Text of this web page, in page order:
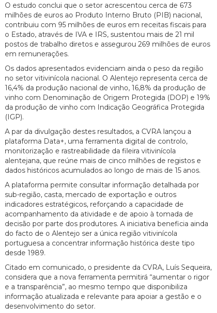
O estudo conclui que o setor acrescentou cerca de 673
milhões de euros ao Produto Interno Bruto (PIB) nacional,
contribuiu com 95 milhões de euros em receitas fiscais para
o Estado, através de IVA e IRS, sustentou mais de 21 mil
postos de trabalho diretos e assegurou 269 milhões de euros
em remunerações.
Os dados apresentados evidenciam ainda o peso da região
no setor vitivinícola nacional. O Alentejo representa cerca de
16,4% da produção nacional de vinho, 16,8% da produção de
vinho com Denominação de Origem Protegida (DOP) e 19%
da produção de vinho com Indicação Geográfica Protegida
(IGP).
A par da divulgação destes resultados, a CVRA lançou a
plataforma Data+, uma ferramenta digital de controlo,
monitorização e rastreabilidade da fileira vitivinícola
alentejana, que reúne mais de cinco milhões de registos e
dados históricos acumulados ao longo de mais de 15 anos.
A plataforma permite consultar informação detalhada por
sub-região, casta, mercado de exportação e outros
indicadores estratégicos, reforçando a capacidade de
acompanhamento da atividade e de apoio à tomada de
decisão por parte dos produtores. A iniciativa beneficia ainda
do facto de o Alentejo ser a única região vitivinícola
portuguesa a concentrar informação histórica deste tipo
desde 1989.
Citado em comunicado, o presidente da CVRA, Luís Sequeira,
considera que a nova ferramenta permitirá “aumentar o rigor
e a transparência”, ao mesmo tempo que disponibiliza
informação atualizada e relevante para apoiar a gestão e o
desenvolvimento do setor.